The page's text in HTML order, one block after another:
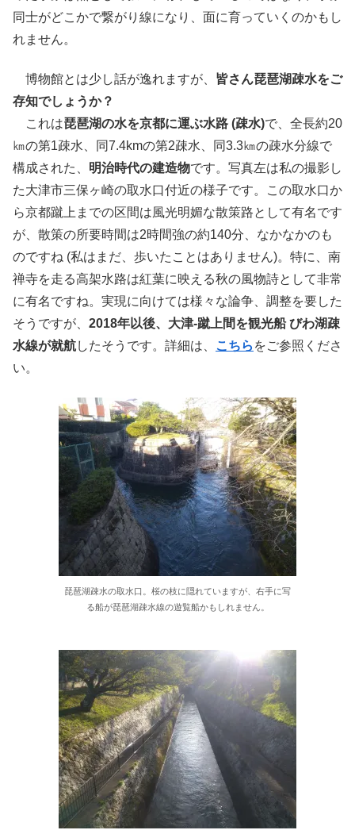
同士がどこかで繋がり線になり、面に育っていくのかもし
れません。
博物館とは少し話が逸れますが、 皆さん琵琶湖疎水をご
存知でしょうか？
これは琵琶湖の水を京都に運ぶ水路 (疎水)で、全長約20
㎞の第1疎水、同7.4kmの第2疎水、同3.3㎞の疎水分線で
構成された、 明治時代の建造物です。写真左は私の撮影し
た大津市三保ヶ崎の取水口付近の様子です。この取水口か
ら京都蹴上までの区間は風光明媚な散策路として有名です
が、散策の所要時間は2時間強の約140分、なかなかのも
のですね (私はまだ、歩いたことはありません)。特に、南
禅寺を走る高架水路は紅葉に映える秋の風物詩として非常
に有名ですね。実現に向けては様々な論争、調整を要した
そうですが、 2018年以後、大津-蹴上間を観光船 びわ湖疎
水線が就航したそうです。詳細は、 こちら をご参照くださ
い。
琵琶湖疎水の取水口。桜の枝に隠れていますが、右手に写
る船が琵琶湖疎水線の遊覧船かもしれません。